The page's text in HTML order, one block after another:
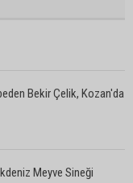
Bekir Çelik, Kozan'da
Meyve Sineği